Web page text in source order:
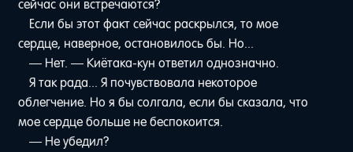
сейчас они встречаются?
Если бы этот факт сейчас раскрылся, то мое
сердце, наверное, остановилось бы. Но...
— Нет. — Киётака-кун ответил однозначно.
Я так рада... Я почувствовала некоторое
облегчение. Но я бы солгала, если бы сказала, что
мое сердце больше не беспокоится.
— Не убедил?